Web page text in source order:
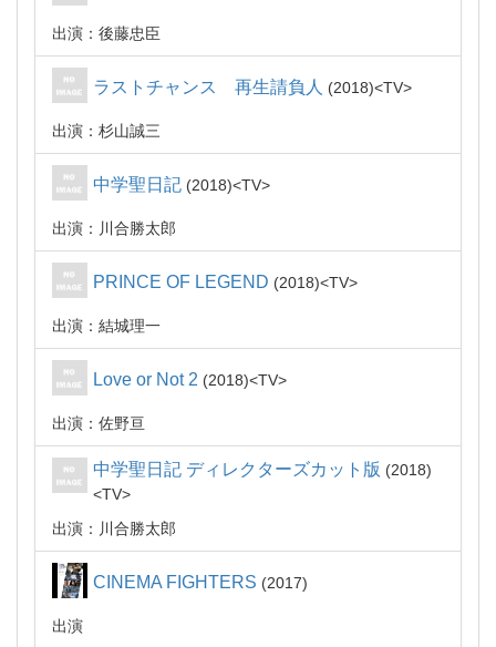
出演：後藤忠臣
ラストチャンス 再生請負人 2018 TV
出演：杉山誠三
中学聖日記 2018 TV
出演：川合勝太郎
PRINCE OF LEGEND 2018 TV
出演：結城理一
Love or Not 2 2018 TV
出演：佐野亘
中学聖日記 ディレクターズカット版
2018
TV
出演：川合勝太郎
CINEMA FIGHTERS 2017
出演